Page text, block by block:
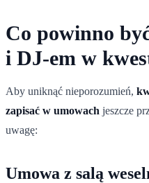
Co powinno
i DJ-em w
Aby uniknąć nieporozumień,
zapisać w umowach jeszcze
uwagę:
Umowa z salą